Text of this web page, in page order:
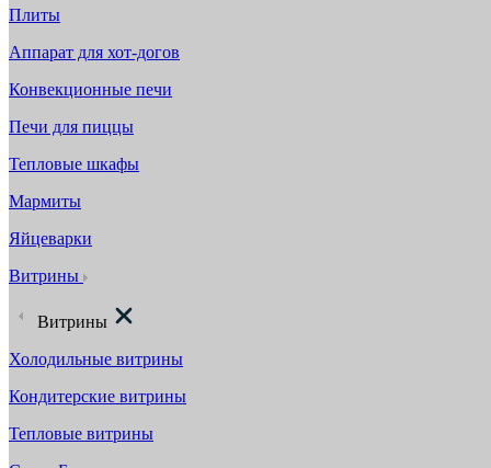
Плиты
Аппарат для хот-догов
Конвекционные печи
Печи для пиццы
Тепловые шкафы
Мармиты
Яйцеварки
Витрины
Витрины
Холодильные витрины
Кондитерские витрины
Тепловые витрины